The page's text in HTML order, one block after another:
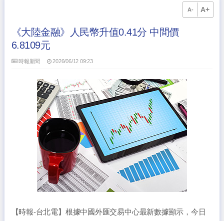
A- A+
《大陸金融》人民幣升值0.41分 中間價
6.8109元
時報新聞 2026/06/12 09:23
【時報-台北電】根據中國外匯交易中心最新數據顯示，今日